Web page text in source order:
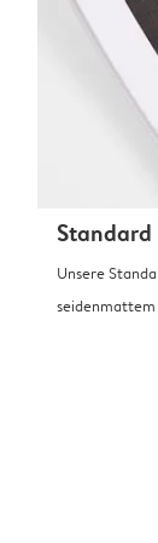
Standard
Unsere
seidenmattem